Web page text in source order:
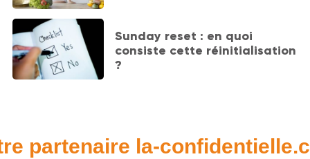
Sunday reset : en quoi
consiste cette réinitialisation
?
partenaire la-